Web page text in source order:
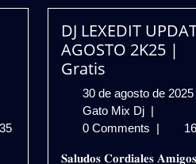
DJ LEXEDIT
AGOSTO 2K25 |
Gratis
30 de agosto de 2025
Gato Mix Dj DJ
LEXEDIT
|
0 Comments |
𝐒𝐚𝐥𝐮𝐝𝐨𝐬 𝐂𝐨𝐫𝐝𝐢𝐚𝐥𝐞𝐬 𝐀𝐦𝐢𝐠𝐨𝐬